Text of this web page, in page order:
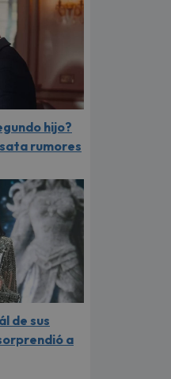
hijo?
rumores
de sus
a